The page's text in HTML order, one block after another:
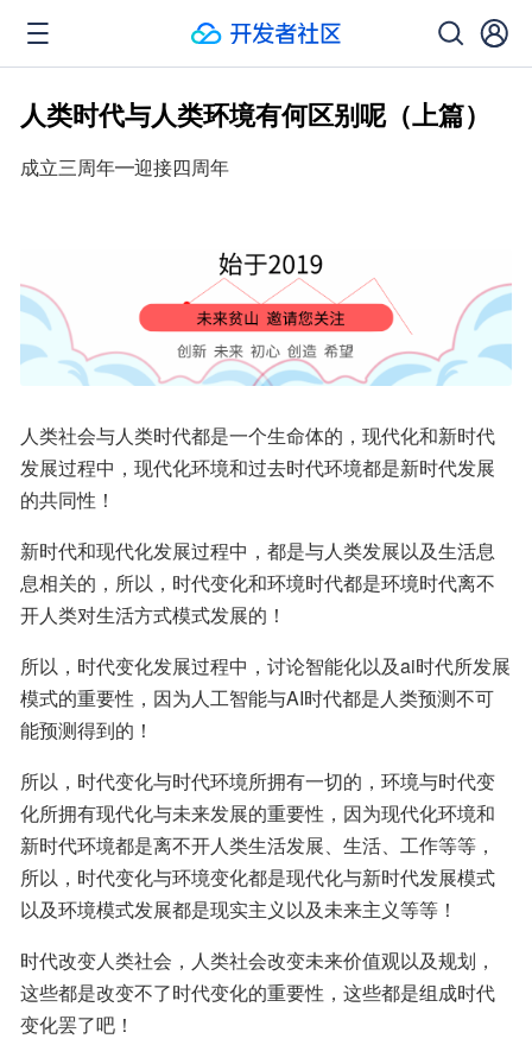
人类时代与人类环境有何区别呢（上篇）
成立三周年━迎接四周年
人类社会与人类时代都是一个生命体的，现代化和新时代
发展过程中，现代化环境和过去时代环境都是新时代发展
的共同性！
新时代和现代化发展过程中，都是与人类发展以及生活息
息相关的，所以，时代变化和环境时代都是环境时代离不
开人类对生活方式模式发展的！
所以，时代变化发展过程中，讨论智能化以及ai时代所发展
模式的重要性，因为人工智能与AI时代都是人类预测不可
能预测得到的！
所以，时代变化与时代环境所拥有一切的，环境与时代变
化所拥有现代化与未来发展的重要性，因为现代化环境和
新时代环境都是离不开人类生活发展、生活、工作等等，
所以，时代变化与环境变化都是现代化与新时代发展模式
以及环境模式发展都是现实主义以及未来主义等等！
时代改变人类社会，人类社会改变未来价值观以及规划，
这些都是改变不了时代变化的重要性，这些都是组成时代
变化罢了吧！